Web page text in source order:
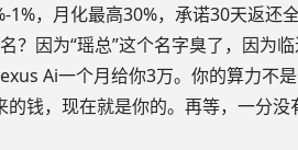
，月化最高30%，承诺30天返还
因为“瑶总”这个名字臭了，因为临
Ai一个月给你3万。你的算力不
钱，现在就是你的。再等，一分没